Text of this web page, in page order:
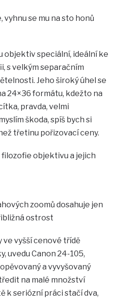
vyhnu se mu na sto honů
objektiv speciální, ideální ke
s velkým separačním
Jeho široký úhel se
24×36 formátu, kdežto na
pravda, velmi
škoda, spíš bych si
třetinu pořizovací ceny.
objektivu a jejich
zoomů dosahuje jen
ostrost
ve vyšší cenové třídě
uvedu Canon 24-105,
a vyvyšovaný
na malé množství
k seriózní práci stačí dva,